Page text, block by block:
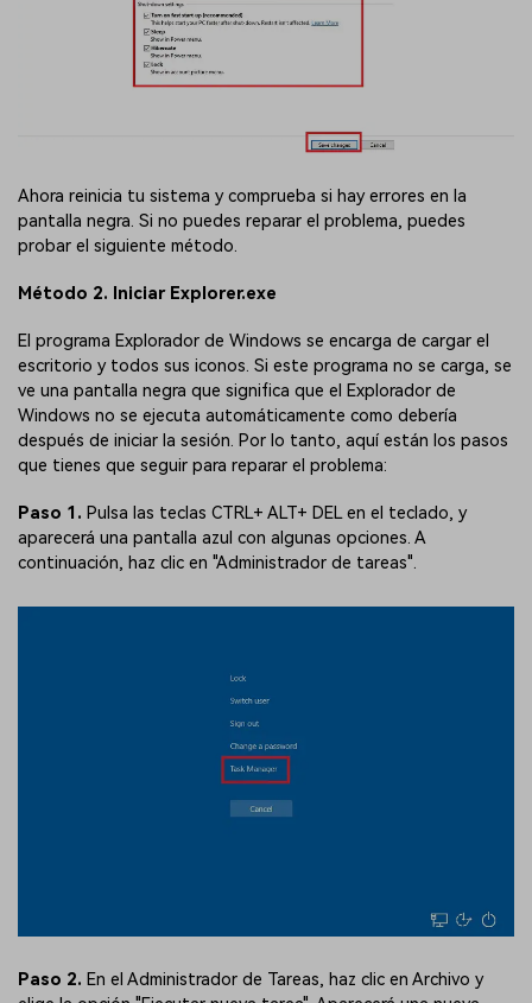
Ahora reinicia tu sistema y comprueba si hay errores en la
pantalla negra. Si no puedes reparar el problema, puedes
probar el siguiente método.
Método 2. Iniciar Explorer.exe
El programa Explorador de Windows se encarga de cargar el
escritorio y todos sus iconos. Si este programa no se carga, se
ve una pantalla negra que significa que el Explorador de
Windows no se ejecuta automáticamente como debería
después de iniciar la sesión. Por lo tanto, aquí están los pasos
que tienes que seguir para reparar el problema:
Paso 1. Pulsa las teclas CTRL+ ALT+ DEL en el teclado, y
aparecerá una pantalla azul con algunas opciones. A
continuación, haz clic en "Administrador de tareas".
Paso 2. En el Administrador de Tareas, haz clic en Archivo y